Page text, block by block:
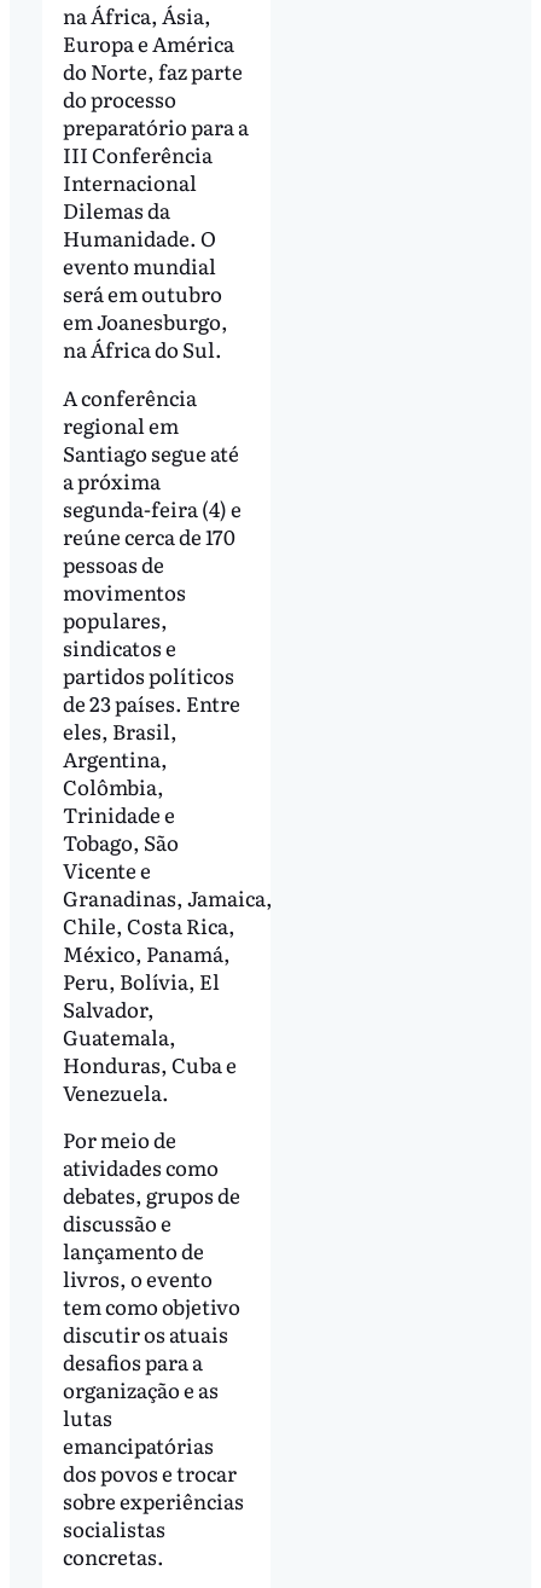
na África, Ásia,
Europa e América
do Norte, faz parte
do processo
preparatório para a
III Conferência
Internacional
Dilemas da
Humanidade. O
evento mundial
será em outubro
em Joanesburgo,
na África do Sul.
A conferência
regional em
Santiago segue até
a próxima
segunda-feira (4) e
reúne cerca de 170
pessoas de
movimentos
populares,
sindicatos e
partidos políticos
de 23 países. Entre
eles, Brasil,
Argentina,
Colômbia,
Trinidade e
Tobago, São
Vicente e
Granadinas, Jamaica,
Chile, Costa Rica,
México, Panamá,
Peru, Bolívia, El
Salvador,
Guatemala,
Honduras, Cuba e
Venezuela.
Por meio de
atividades como
debates, grupos de
discussão e
lançamento de
livros, o evento
tem como objetivo
discutir os atuais
desafios para a
organização e as
lutas
emancipatórias
dos povos e trocar
sobre experiências
socialistas
concretas.